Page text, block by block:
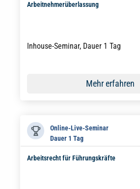
Arbeitnehmerüberlassung
Inhouse-Seminar, Dauer 1 Tag
Mehr erfahren
Online-Live-Seminar
Dauer 1 Tag
Arbeitsrecht für Führungskräfte